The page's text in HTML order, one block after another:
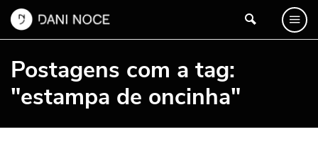
Postagens com a tag:
"estampa de oncinha"